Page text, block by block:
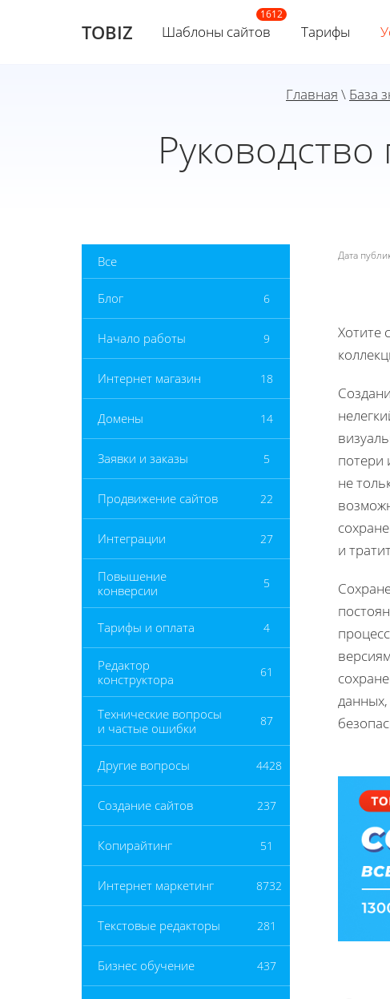
TOBIZ Шаблоны сайтов Тарифы
Главная \ База
Все
Блог 6
Начало работы 9
Интернет магазин 18
Домены 14
Заявки и заказы 5
Продвижение сайтов 22
Интеграции 27
Повышение
конверсии
5
Тарифы и оплата 4
Редактор
конструктора
61
Технические вопросы
и частые ошибки
87
Другие вопросы 4428
Создание сайтов 237
Копирайтинг 51
Интернет маркетинг 8732
Текстовые редакторы 281
Бизнес обучение 437
Дата
Хотите
потери
не
и